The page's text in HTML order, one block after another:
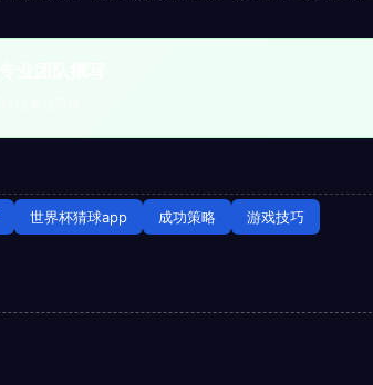
世界杯猜球app 成功策略 游戏技巧